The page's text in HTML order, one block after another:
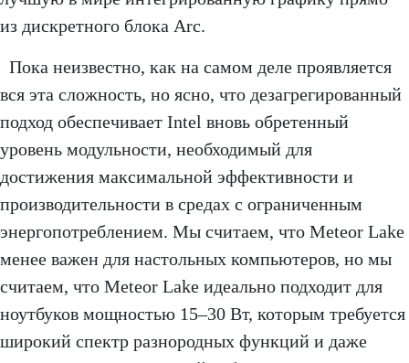
из дискретного блока Arc.
Пока неизвестно, как на самом деле проявляется
вся эта сложность, но ясно, что дезагрегированный
подход обеспечивает Intel вновь обретенный
уровень модульности, необходимый для
достижения максимальной эффективности и
производительности в средах с ограниченным
энергопотреблением. Мы считаем, что Meteor Lake
менее важен для настольных компьютеров, но мы
считаем, что Meteor Lake идеально подходит для
ноутбуков мощностью 15–30 Вт, которым требуется
широкий спектр разнородных функций и даже